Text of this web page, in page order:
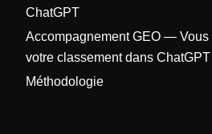
ChatGPT
Accompagnement GEO — Vous
votre classement dans ChatGPT
Méthodologie